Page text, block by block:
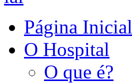
Página Inicial
O Hospital
O que é?